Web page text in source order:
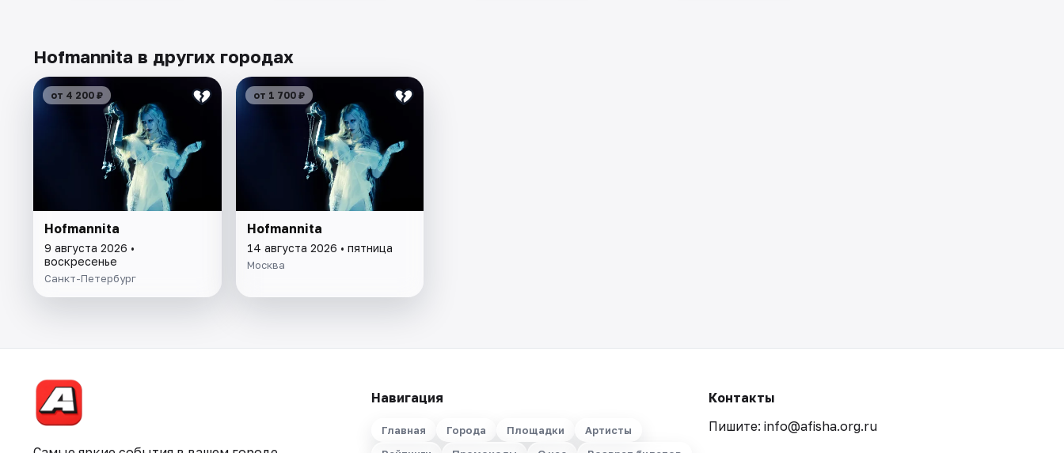
Hofmannita в других городах
от 4 200 ₽
Hofmannita
9 августа 2026 •
воскресенье
Санкт-Петербург
от 1 700 ₽
Hofmannita
14 августа 2026 • пятница
Москва
Навигация
Главная Города Площадки
Артисты
Контакты
Пишите: info@afisha.org.ru